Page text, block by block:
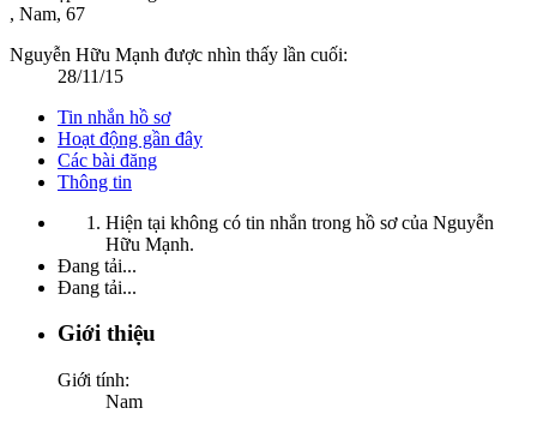
, Nam, 67
Nguyễn Hữu Mạnh được nhìn thấy lần cuối:
28/11/15
Tin nhắn hồ sơ
Hoạt động gần đây
Các bài đăng
Thông tin
Hiện tại không có tin nhắn trong hồ sơ của Nguyễn
Hữu Mạnh.
Đang tải...
Đang tải...
Giới thiệu
Giới tính:
Nam